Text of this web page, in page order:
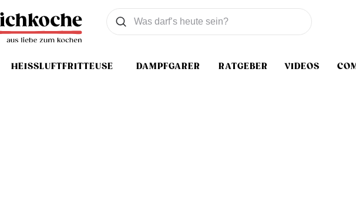
HEISSLUFTFRITTEUSE DAMPFGARER RATGEBER VIDEOS
Was wollen Sie suchen
Suchen